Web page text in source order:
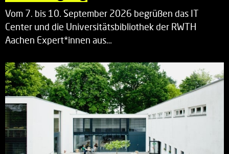
Vom 7. bis 10. September 2026 begrüßen das IT
Center und die Universitätsbibliothek der RWTH
Aachen Expert*innen aus…